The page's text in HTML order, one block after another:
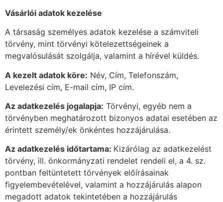
Vásárlói adatok kezelése
A társaság személyes adatok kezelése a számviteli
törvény, mint törvényi kötelezettségeinek a
megvalósulását szolgálja, valamint a hírével küldés.
A kezelt adatok köre: Név, Cím, Telefonszám,
Levelezési cím, E-mail cím, IP cím.
Az adatkezelés jogalapja: Törvényi, egyéb nem a
törvényben meghatározott bizonyos adatai esetében az
érintett személy/ek önkéntes hozzájárulása.
Az adatkezelés időtartama: Kizárólag az adatkezelést
törvény, ill. önkormányzati rendelet rendeli el, a 4. sz.
pontban feltüntetett törvények előírásainak
figyelembevételével, valamint a hozzájárulás alapon
megadott adatok tekintetében a hozzájárulás